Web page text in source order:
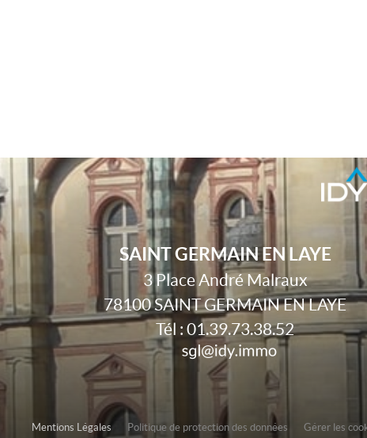
SAINT GERMAIN EN LAYE
3 Place André Malraux
78100SAINT GERMAIN EN LAYE
Tél :01.39.73.38.52
Mentions Légales Politique de protection des données Gérer les